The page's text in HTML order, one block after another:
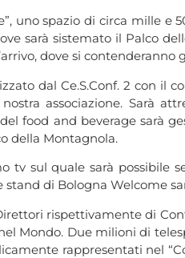
uno spazio di circa mille e
sarà sistemato il Palco
dove si
dal Ce.S.Conf. 2 con il
associazione. Sarà
food and beverage sarà
della Montagnola.
tv sul quale sarà possibile
di Bologna Welcome
rispettivamente di
Mondo. Due milioni di
rappresentati nel